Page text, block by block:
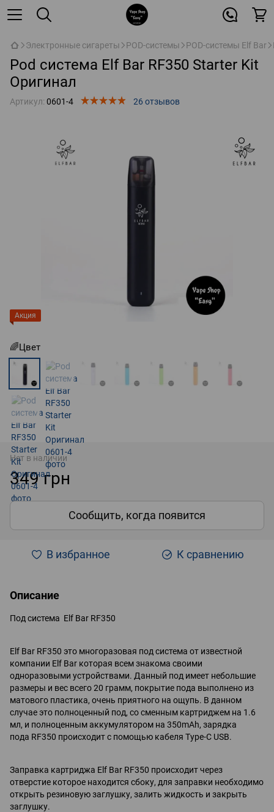
Электронные сигареты POD-системы POD-системы Elf Bar
Pod система Elf Bar RF350 Starter Kit
Оригинал
Артикул: 0601-4 26 отзывов
Акция
🌈Цвет
Нет в наличии
349 грн
Сообщить, когда появится
В избранное К сравнению
Описание
Под система Elf Bar RF350
Elf Bar RF350 это многоразовая под система от известной
компании Elf Bar которая всем знакома своими
одноразовыми устройствами. Данный под имеет небольшие
размеры и вес всего 20 грамм, покрытие пода выполнено из
матового пластика, очень приятного на ощупь. В данном
случае это полноценный под, со сменным картриджем на 1.6
мл, и полноценным аккумулятором на 350mAh, зарядка
пода RF350 происходит с помощью кабеля Type-C USB.
Заправка картриджа Elf Bar RF350 происходит через
отверстие которое находится сбоку, для заправки необходимо
открыть резиновую заглушку, залить жидкость и закрыть
заглушку.